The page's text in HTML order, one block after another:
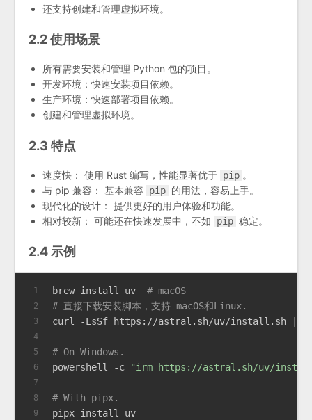
还支持创建和管理虚拟环境。
2.2 使用场景
所有需要安装和管理 Python 包的项目。
开发环境：快速安装项目依赖。
生产环境：快速部署项目依赖。
创建和管理虚拟环境。
2.3 特点
速度快： 使用 Rust 编写，性能显著优于 pip 。
与 pip 兼容： 基本兼容
pip 的用法，容易上手。
现代化的设计： 提供更好的用户体验和功能。
相对较新： 可能还在快速发展中，不如
pip 稳定。
2.4 示例
1
2
3
4
5
6
7
8
9
brew install uv # macOS
# 直接下载安装脚本，支持 macOS和Linux.
curl -LsSf https://astral.sh/uv/install.sh |
# On Windows.
powershell -c
"irm https://astral.sh/uv/
# With pipx.
pipx install uv